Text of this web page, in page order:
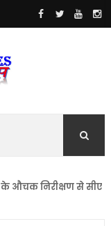
निरीक्षण से सीएचसी